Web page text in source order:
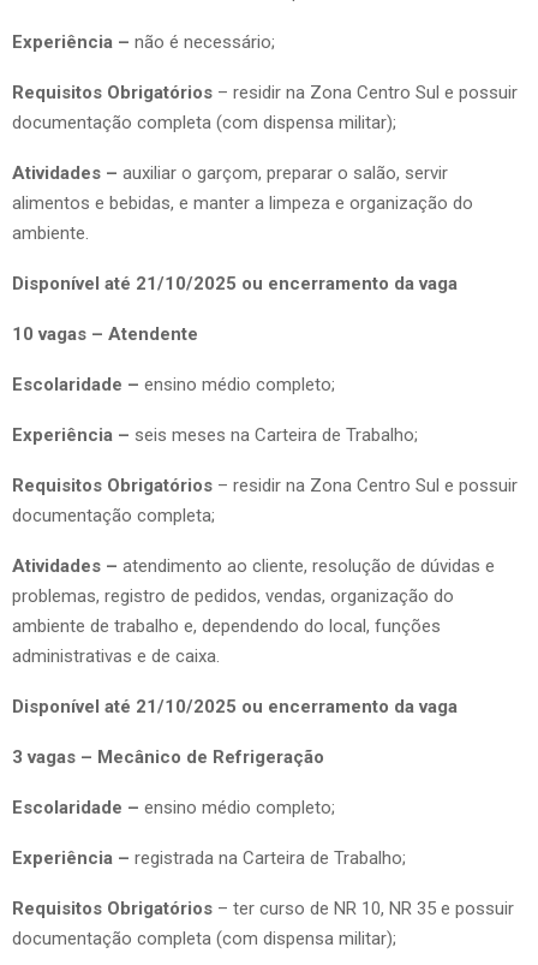
Experiência – não é necessário;
Requisitos Obrigatórios – residir na Zona Centro Sul e possuir
documentação completa (com dispensa militar);
Atividades – auxiliar o garçom, preparar o salão, servir
alimentos e bebidas, e manter a limpeza e organização do
ambiente.
Disponível até 21/10/2025 ou encerramento da vaga
10 vagas – Atendente
Escolaridade – ensino médio completo;
Experiência – seis meses na Carteira de Trabalho;
Requisitos Obrigatórios – residir na Zona Centro Sul e possuir
documentação completa;
Atividades – atendimento ao cliente, resolução de dúvidas e
problemas, registro de pedidos, vendas, organização do
ambiente de trabalho e, dependendo do local, funções
administrativas e de caixa.
Disponível até 21/10/2025 ou encerramento da vaga
3 vagas – Mecânico de Refrigeração
Escolaridade – ensino médio completo;
Experiência – registrada na Carteira de Trabalho;
Requisitos Obrigatórios – ter curso de NR 10, NR 35 e possuir
documentação completa (com dispensa militar);